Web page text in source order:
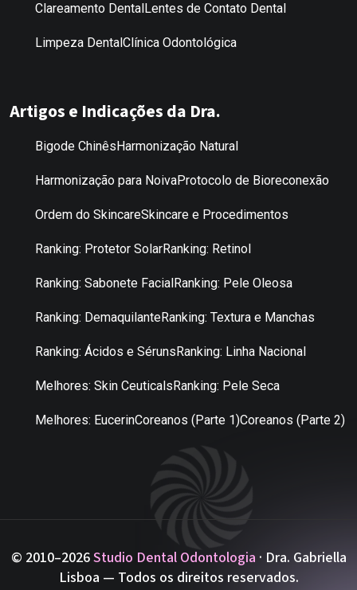
Clareamento DentalLentes de Contato Dental
Limpeza DentalClínica Odontológica
Artigos e Indicações da Dra.
Bigode ChinêsHarmonização Natural
Harmonização para NoivaProtocolo de Bioreconexão
Ordem do SkincareSkincare e Procedimentos
Ranking: Protetor SolarRanking: Retinol
Ranking: Sabonete FacialRanking: Pele Oleosa
Ranking: DemaquilanteRanking: Textura e Manchas
Ranking: Ácidos e SérunsRanking: Linha Nacional
Melhores: Skin CeuticalsRanking: Pele Seca
Melhores: EucerinCoreanos (Parte 1)Coreanos (Parte 2)
© 2010–2026Studio Dental Odontologia · Dra. Gabriella
Lisboa — Todos os direitos reservados.